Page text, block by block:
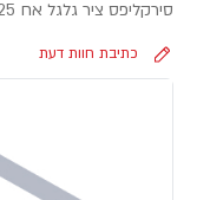
סירקליפס ציר גלגל אח YP250R SPL 12/09-07 XMAX125'
כתיבת חוות דעת